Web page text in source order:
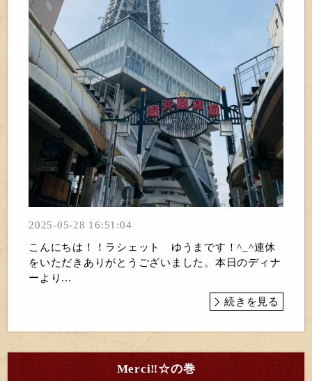
2025-05-28 16:51:04
こんにちは！！ラシェット ゆうまです！^_^連休
をいただきありがとうございました。本日のディナ
ーより...
続きを見る
Merci‼︎☆の巻